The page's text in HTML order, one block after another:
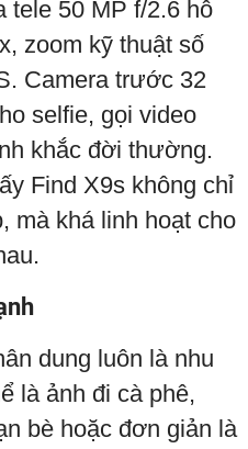
tele 50 MP f/2.6 hỗ
zoom kỹ thuật số
Camera trước 32
selfie, gọi video
khắc đời thường.
Find X9s không chỉ
mà khá linh hoạt cho
dung luôn là nhu
là ảnh đi cà phê,
bè hoặc đơn giản là